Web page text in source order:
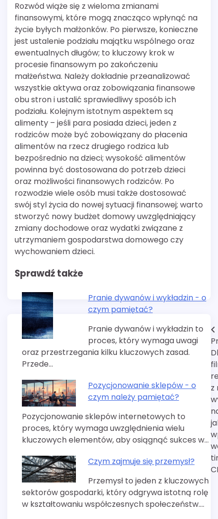
Rozwód wiąże się z wieloma zmianami
finansowymi, które mogą znacząco wpłynąć na
życie byłych małżonków. Po pierwsze, konieczne
jest ustalenie podziału majątku wspólnego oraz
ewentualnych długów; to kluczowy krok w
procesie finansowym po zakończeniu
małżeństwa. Należy dokładnie przeanalizować
wszystkie aktywa oraz zobowiązania finansowe
obu stron i ustalić sprawiedliwy sposób ich
podziału. Kolejnym istotnym aspektem są
alimenty – jeśli para posiada dzieci, jeden z
rodziców może być zobowiązany do płacenia
alimentów na rzecz drugiego rodzica lub
bezpośrednio na dzieci; wysokość alimentów
powinna być dostosowana do potrzeb dzieci
oraz możliwości finansowych rodziców. Po
rozwodzie wiele osób musi także dostosować
swój styl życia do nowej sytuacji finansowej; warto
stworzyć nowy budżet domowy uwzględniający
zmiany dochodowe oraz wydatki związane z
utrzymaniem gospodarstwa domowego czy
wychowaniem dzieci.
Sprawdź także
Pranie dywanów i wykładzin - o
czym pamiętać?
Pranie dywanów i wykładzin to
proces, który wymaga uwagi
oraz przestrzegania kilku kluczowych zasad.
Przede…
Pozycjonowanie sklepów - o
czym należy pamiętać?
Pozycjonowanie sklepów internetowych to
proces, który wymaga uwzględnienia wielu
kluczowych elementów, aby osiągnąć sukces w…
Czym zajmuje się przemysł?
Przemysł to jeden z kluczowych
sektorów gospodarki, który odgrywa istotną rolę
w kształtowaniu współczesnych społeczeństw.…
Nawigacja
wpisu
z